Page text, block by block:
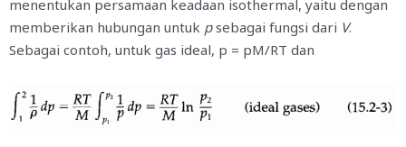
menentukan persamaan keadaan isothermal, yaitu dengan
memberikan hubungan untuk psebagai fungsi dari V.
Sebagai contoh, untuk gas ideal, p = pM/RT dan